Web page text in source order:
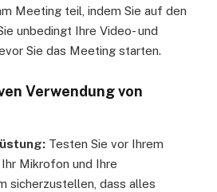
Meeting teil, indem Sie auf den
unbedingt Ihre Video- und
Sie das Meeting starten.
Verwendung von
Testen Sie vor Ihrem
Mikrofon und Ihre
sicherzustellen, dass alles